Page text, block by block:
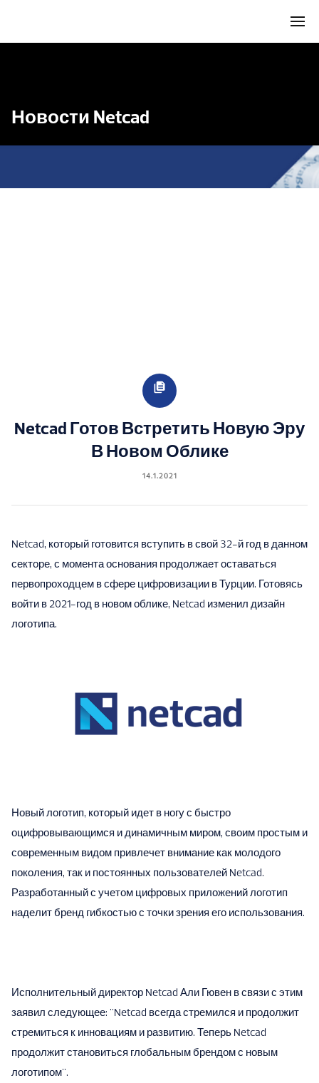
Новости Netcad
Netcad Готов Встретить Новую Эру
В Новом Облике
14.1.2021
Netcad, который готовится вступить в свой 32-й год в данном
секторе, с момента основания продолжает оставаться
первопроходцем в сфере цифровизации в Турции. Готовясь
войти в 2021-год в новом облике, Netcad изменил дизайн
логотипа.
Новый логотип, который идет в ногу с быстро
оцифровывающимся и динамичным миром, своим простым и
современным видом привлечет внимание как молодого
поколения, так и постоянных пользователей Netcad.
Разработанный с учетом цифровых приложений логотип
наделит бренд гибкостью с точки зрения его использования.
Исполнительный директор Netcad Али Гювен в связи с этим
заявил следующее: "Netcad всегда стремился и продолжит
стремиться к инновациям и развитию. Теперь Netcad
продолжит становиться глобальным брендом с новым
логотипом".